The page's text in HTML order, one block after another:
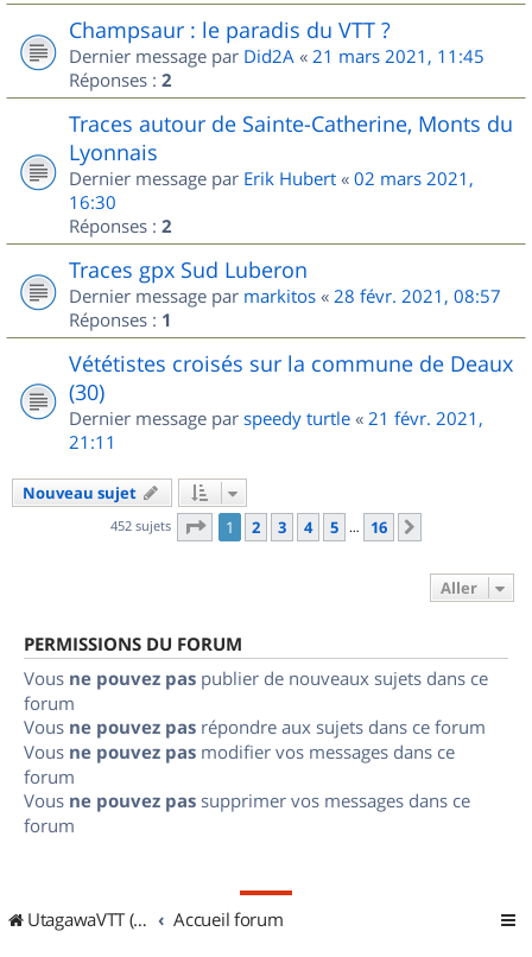
Champsaur : le paradis du VTT ?
Dernier message par Did2A « 21 mars 2021, 11:45
Réponses : 2
Traces autour de Sainte-Catherine, Monts du
Lyonnais
Dernier message par Erik Hubert « 02 mars 2021,
16:30
Réponses : 2
Traces gpx Sud Luberon
Dernier message par markitos « 28 févr. 2021, 08:57
Réponses : 1
Vététistes croisés sur la commune de Deaux
(30)
Dernier message par speedy turtle « 21 févr. 2021,
21:11
Nouveau sujet
452 sujets Page 1sur
1 2 3 4 5 … 16
Aller
PERMISSIONS DU FORUM
Vous ne pouvez pas publier de nouveaux sujets dans ce
forum
Vous ne pouvez pas répondre aux sujets dans ce forum
Vous ne pouvez pas modifier vos messages dans ce
forum
Vous ne pouvez pas supprimer vos messages dans ce
forum
UtagawaVTT (Randos VTT et VTTAE avec traces GPS) Accueil forum